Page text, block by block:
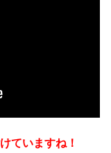
ていますね！